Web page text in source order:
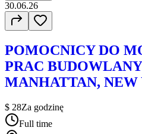
30.06.26
POMOCNICY DO
PRAC
MANHATTAN, NEW
$ 28Za godzinę
Full time